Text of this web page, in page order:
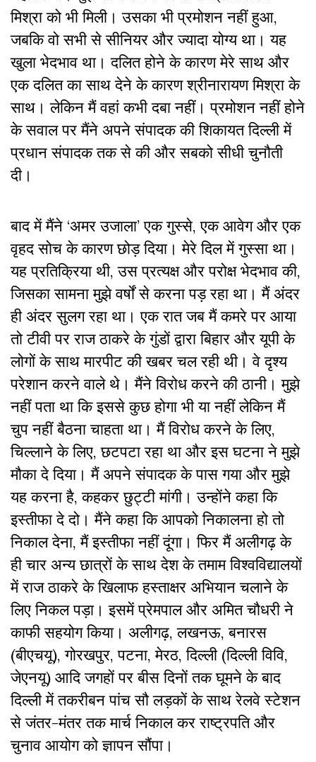
मिश्रा को भी मिली। उसका भी प्रमोशन नहीं हुआ,
जबकि वो सभी से सीनियर और ज्यादा योग्य था। यह
खुला भेदभाव था। दलित होने के कारण मेरे साथ और
एक दलित का साथ देने के कारण श्रीनारायण मिश्रा के
साथ। लेकिन मैं वहां कभी दबा नहीं। प्रमोशन नहीं होने
के सवाल पर मैंने अपने संपादक की शिकायत दिल्ली में
प्रधान संपादक तक से की और सबको सीधी चुनौती
दी।
बाद में मैंने ‘अमर उजाला’ एक गुस्से, एक आवेग और एक
वृहद सोच के कारण छोड़ दिया। मेरे दिल में गुस्सा था।
यह प्रतिक्रिया थी, उस प्रत्यक्ष और परोक्ष भेदभाव की,
जिसका सामना मुझे वर्षों से करना पड़ रहा था। मैं अंदर
ही अंदर सुलग रहा था। एक रात जब मैं कमरे पर आया
तो टीवी पर राज ठाकरे के गुंडों द्वारा बिहार और यूपी के
लोगों के साथ मारपीट की खबर चल रही थी। वे दृश्य
परेशान करने वाले थे। मैंने विरोध करने की ठानी। मुझे
नहीं पता था कि इससे कुछ होगा भी या नहीं लेकिन मैं
चुप नहीं बैठना चाहता था। मैं विरोध करने के लिए,
चिल्लाने के लिए, छटपटा रहा था और इस घटना ने मुझे
मौका दे दिया। मैं अपने संपादक के पास गया और मुझे
यह करना है, कहकर छुट्टी मांगी। उन्होंने कहा कि
इस्तीफा दे दो। मैंने कहा कि आपको निकालना हो तो
निकाल देना, मैं इस्तीफा नहीं दूंगा। फिर मैं अलीगढ़ के
ही चार अन्य छात्रों के साथ देश के तमाम विश्वविद्यालयों
में राज ठाकरे के खिलाफ हस्ताक्षर अभियान चलाने के
लिए निकल पड़ा। इसमें प्रेमपाल और अमित चौधरी ने
काफी सहयोग किया। अलीगढ़, लखनऊ, बनारस
(बीएचयू), गोरखपुर, पटना, मेरठ, दिल्ली (दिल्ली विवि,
जेएनयू) आदि जगहों पर बीस दिनों तक घूमने के बाद
दिल्ली में तकरीबन पांच सौ लड़कों के साथ रेलवे स्टेशन
से जंतर-मंतर तक मार्च निकाल कर राष्ट्रपति और
चुनाव आयोग को ज्ञापन सौंपा।